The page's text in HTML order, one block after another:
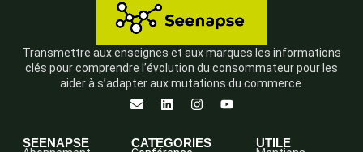
Transmettre aux enseignes et aux marques les informations
clés pour comprendre l’évolution du consommateur pour les
aider à s’adapter aux mutations du commerce.
SEENAPSE CATEGORIES UTILE